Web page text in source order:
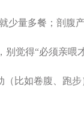
少量多餐；剖腹
觉得“必须亲喂
比如卷腹、跑步